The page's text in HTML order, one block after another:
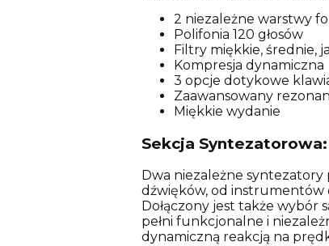
2 niezależne warstwy
Polifonia 120 głosów
Filtry miękkie, średnie,
Kompresja dynamiczna
3 opcje dotykowe
Zaawansowany
Miękkie wydanie
Sekcja Syntezatorowa:
Dwa niezależne
dźwięków, od instrumentów
Dołączony jest także wybór
pełni funkcjonalne i
dynamiczną reakcją na